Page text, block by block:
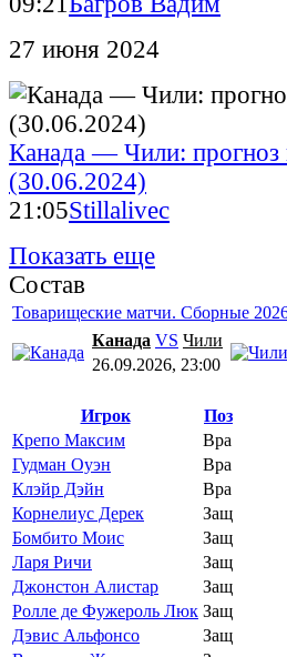
27 июня 2024
Канада — Чили: прогноз
(30.06.2024)
21:05Stillalivec
Показать еще
Состав
Товарищеские матчи. Сборные
Канада VS Чили
26.09.2026, 23:00
Игрок
Поз
Крепо Максим
Вра
Гудман Оуэн
Вра
Клэйр Дэйн
Вра
Корнелиус Дерек
Защ
Бомбито Моис
Защ
Ларя Ричи
Защ
Джонстон Алистар
Защ
Ролле де Фужероль Люк Защ
Дэвис Альфонсо
Защ